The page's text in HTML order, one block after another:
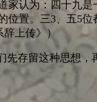
认为：四十九是
置。三3、五5位
上传》）
先存留这种思想